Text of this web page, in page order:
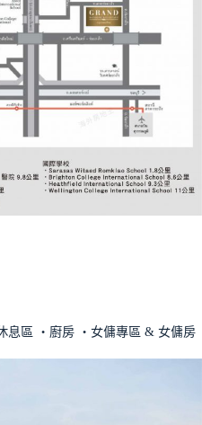
息區 ‧廚房 ‧女傭專區 & 女傭房